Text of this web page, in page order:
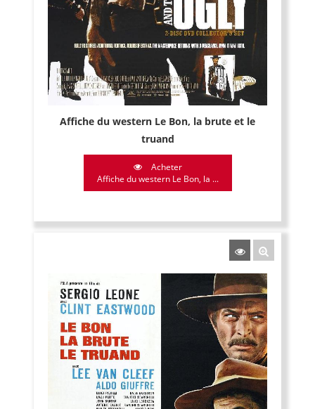
Affiche du western Le Bon, la brute et le
truand
Acheter
Affiche du western Le Bon, la ...